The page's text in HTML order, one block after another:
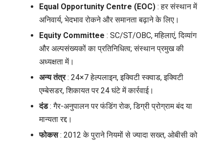
Equal Opportunity Centre (EOC) : हर संस्थान में
अनिवार्य, भेदभाव रोकने और समानता बढ़ाने के लिए।
Equity Committee : SC/ST/OBC, महिलाएं, दिव्यांग
और अल्पसंख्यकों का प्रतिनिधित्व; संस्थान प्रमुख की
अध्यक्षता में।
अन्य तंत्र: 24×7 हेल्पलाइन, इक्विटी स्क्वाड, इक्विटी
एम्बेसडर, शिकायत पर 24 घंटे में कार्रवाई।
दंड: गैर-अनुपालन पर फंडिंग रोक, डिग्री प्रोग्राम बंद या
मान्यता रद्द।
फोकस: 2012 के पुराने नियमों से ज्यादा सख्त, ओबीसी को